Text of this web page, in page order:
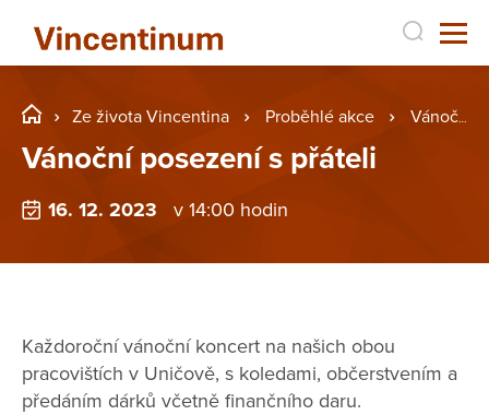
Ze života Vincentina Proběhlé akce Vánoční posezení s přáteli
Vánoční posezení s přáteli
16. 12. 2023 v 14:00 hodin
Každoroční vánoční koncert na našich obou
pracovištích v Uničově, s koledami, občerstvením a
předáním dárků včetně finančního daru.